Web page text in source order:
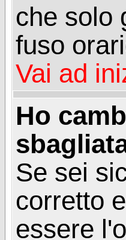
che solo
fuso
Vai ad
Ho
Se sei
corretto
essere